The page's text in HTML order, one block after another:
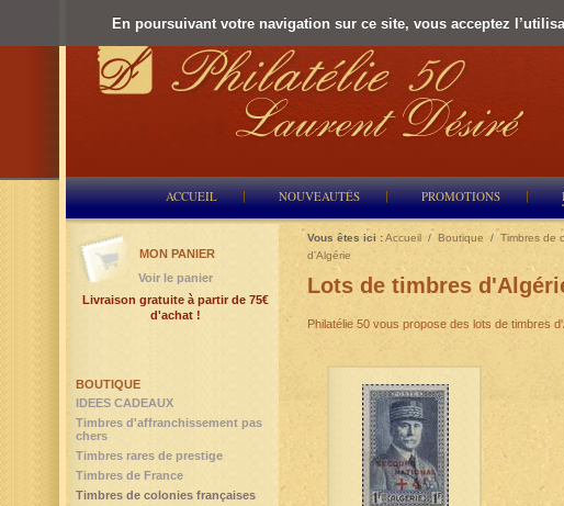
En poursuivant votre navigation sur ce site, vous acceptez
ACCUEIL NOUVEAUTÉS PROMOTIONS
Vous êtes ici :Accueil / Boutique /Timbres de
d'Algérie
Lots de timbres
Philatélie 50 vous propose des lots de timbres
BOUTIQUE
IDEES CADEAUX
Timbres d'affranchissement pas
chers
Timbres rares de prestige
Timbres de France
Timbres de colonies françaises
MON PANIER
Voir le panier
Livraison gratuite à partir de 75€
d'achat !